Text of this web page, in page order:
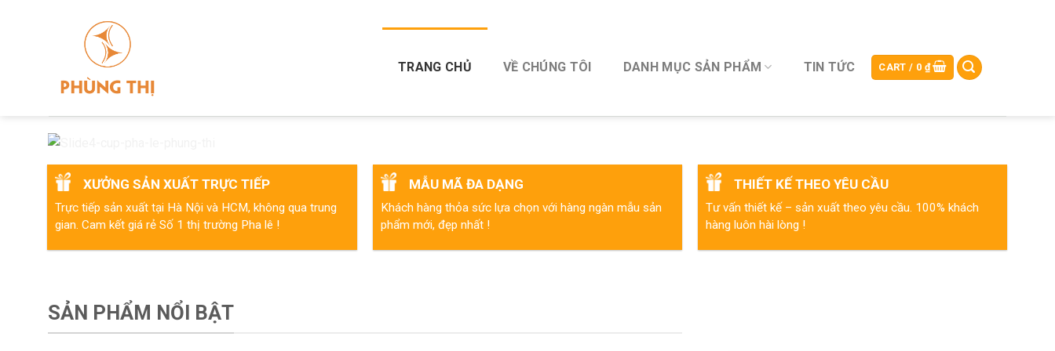
TRANG CHỦ
VỀ CHÚNG TÔI DANH MỤC SẢN PHẨM TIN TỨC CART / 0 ₫
XƯỞNG SẢN XUẤT TRỰC TIẾP
Trực tiếp sản xuất tại Hà Nội và HCM, không qua trung
gian. Cam kết giá rẻ Số 1 thị trường Pha lê !
MẪU MÃ ĐA DẠNG
Khách hàng thỏa sức lựa chọn với hàng ngàn mẫu sản
phẩm mới, đẹp nhất !
THIẾT KẾ THEO YÊU CẦU
Tư vấn thiết kế – sản xuất theo yêu cầu. 100% khách
hàng luôn hài lòng !
SẢN PHẨM NỔI BẬT